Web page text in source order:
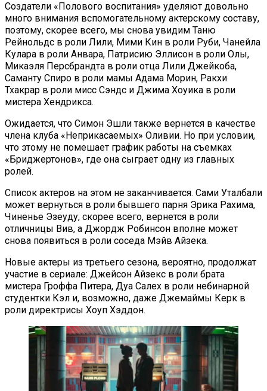
Создатели «Полового воспитания» уделяют довольно
много внимания вспомогательному актерскому составу,
поэтому, скорее всего, мы снова увидим Таню
Рейнольдс в роли Лили, Мими Кин в роли Руби, Чанейла
Кулара в роли Анвара, Патрисию Эллисон в роли Олы,
Микаэля Персбрандта в роли отца Лили Джейкоба,
Саманту Спиро в роли мамы Адама Морин, Ракхи
Тхакрар в роли мисс Сэндс и Джима Хоуика в роли
мистера Хендрикса.
Ожидается, что Симон Эшли также вернется в качестве
члена клуба «Неприкасаемых» Оливии. Но при условии,
что этому не помешает график работы на съемках
«Бриджертонов», где она сыграет одну из главных
ролей.
Список актеров на этом не заканчивается. Сами Уталбали
может вернуться в роли бывшего парня Эрика Рахима,
Чиненье Эзеуду, скорее всего, вернется в роли
отличницы Вив, а Джордж Робинсон вполне может
снова появиться в роли соседа Мэйв Айзека.
Новые актеры из третьего сезона, вероятно, продолжат
участие в сериале: Джейсон Айзекс в роли брата
мистера Гроффа Питера, Дуа Салех в роли небинарной
студентки Кэл и, возможно, даже Джемаймы Керк в
роли директрисы Хоуп Хэддон.